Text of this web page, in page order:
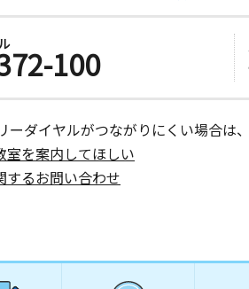
100
ーダイヤルがつながりにくい場合は
室を案内してほしい
するお問い合わせ